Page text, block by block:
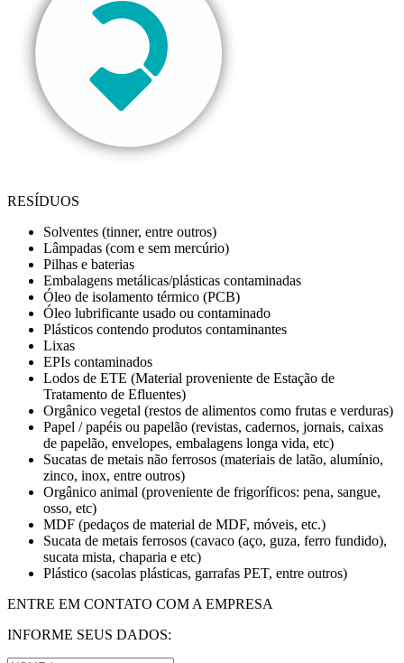
RESÍDUOS
Solventes (tinner, entre outros)
Lâmpadas (com e sem mercúrio)
Pilhas e baterias
Embalagens metálicas/plásticas contaminadas
Óleo de isolamento térmico (PCB)
Óleo lubrificante usado ou contaminado
Plásticos contendo produtos contaminantes
Lixas
EPIs contaminados
Lodos de ETE (Material proveniente de Estação de
Tratamento de Efluentes)
Orgânico vegetal (restos de alimentos como frutas e verduras)
Papel / papéis ou papelão (revistas, cadernos, jornais, caixas
de papelão, envelopes, embalagens longa vida, etc)
Sucatas de metais não ferrosos (materiais de latão, alumínio,
zinco, inox, entre outros)
Orgânico animal (proveniente de frigoríficos: pena, sangue,
osso, etc)
MDF (pedaços de material de MDF, móveis, etc.)
Sucata de metais ferrosos (cavaco (aço, guza, ferro fundido),
sucata mista, chaparia e etc)
Plástico (sacolas plásticas, garrafas PET, entre outros)
ENTRE EM CONTATO COM A EMPRESA
INFORME SEUS DADOS: